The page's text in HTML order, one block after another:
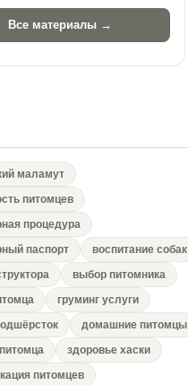
Все материалы →
маламут
питомцев
процедура
паспорт
воспитание собак
выбор питомника
груминг услуги
домашние питомцы
здоровье хаски
питомцев